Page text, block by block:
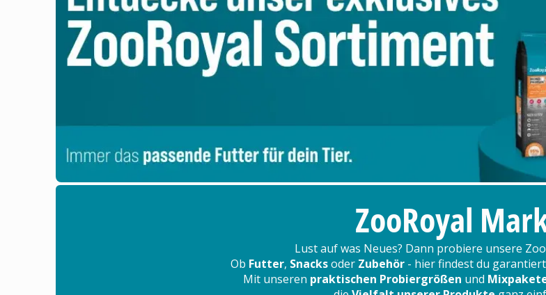
ZooRoyal
Lust auf was Neues? Dann probiere unsere
Ob Futter, Snacksoder Zubehör - hier findest du
Mit unseren praktischen Probiergrößen und